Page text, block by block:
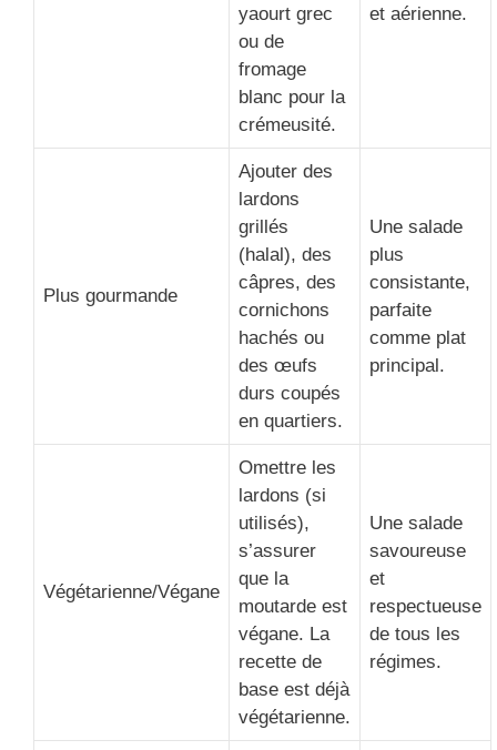
yaourt grec
ou de
fromage
blanc pour la
crémeusité.
et aérienne.
Plus gourmande
Ajouter des
lardons
grillés
(halal), des
câpres, des
cornichons
hachés ou
des œufs
durs coupés
en quartiers.
Une salade
plus
consistante,
parfaite
comme plat
principal.
Végétarienne/Végane
Omettre les
lardons (si
utilisés),
s’assurer
que la
moutarde est
végane. La
recette de
base est déjà
végétarienne.
Une salade
savoureuse
et
respectueuse
de tous les
régimes.